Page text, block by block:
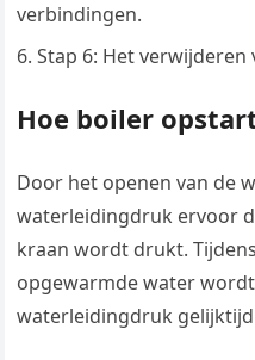
verbindingen.
Stap 6: Het verwijderen
Hoe boiler
Door het openen van de
waterleidingdruk ervoor
kraan wordt drukt.
opgewarmde water
waterleidingdruk